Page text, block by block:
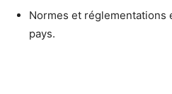
Normes et réglementations
pays.